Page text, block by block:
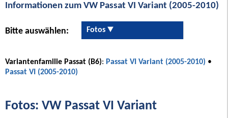
Informationen zum VW Passat VI Variant (2005-2010)
Bitte auswählen: Fotos
Variantenfamilie Passat (B6): Passat VI Variant (2005-2010) •
Passat VI (2005-2010)
Fotos: VW Passat VI Variant